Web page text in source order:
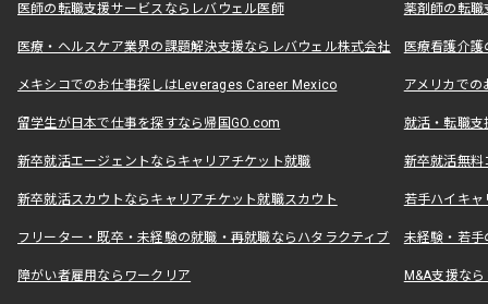
医師の転職支援サービスならレバウェル医師 薬剤師の転
医療・ヘルスケア業界の課題解決支援ならレバウェル株式会社 医療看護介
メキシコでのお仕事探しはLeverages Career Mexico アメリカで
留学生が日本で仕事を探すなら帰国GO.com 就活・転職
新卒就活エージェントならキャリアチケット就職 新卒就活無料
新卒就活スカウトならキャリアチケット就職スカウト 若手ハイキ
フリーター・既卒・未経験の就職・再就職ならハタラクティブ 未経験・若手
障がい者雇用ならワークリア M&A支援な